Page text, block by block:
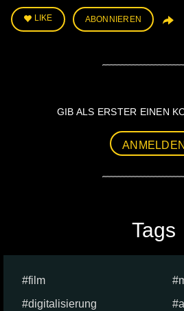
LIKE ABONNIEREN
GIB ALS ERSTER EINEN
ANMELDEN
Tags
film
digitalisierung